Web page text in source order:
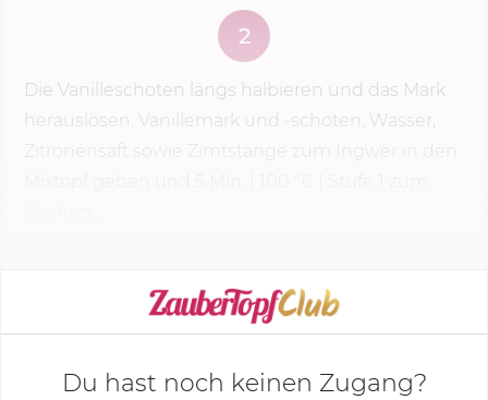
2
Die Vanilleschoten längs halbieren und das Mark
herauslösen. Vanillemark und -schoten, Wasser,
Zitronensaft sowie Zimtstange zum Ingwer in den
KOCHMODUS STARTEN
Du hast noch keinen Zugang?